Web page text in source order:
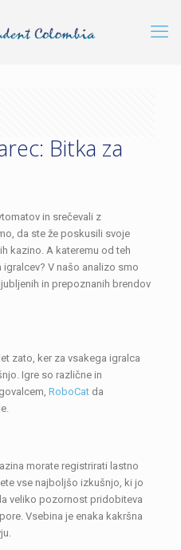
Bitka za
in srečevali z
da ste že poskusili svoje
kazino. A kateremu od teh
V našo analizo smo
in prepoznanih brendov
zato, ker za vsakega igralca
Igre so različne in
RoboCatda
morate registrirati lastno
vse najboljšo izkušnjo, ki jo
veliko pozornost pridobiteva
Vsebina je enaka kakršna